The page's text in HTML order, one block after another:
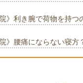
》利き腕で荷物を持つ
》腰痛にならない寝方